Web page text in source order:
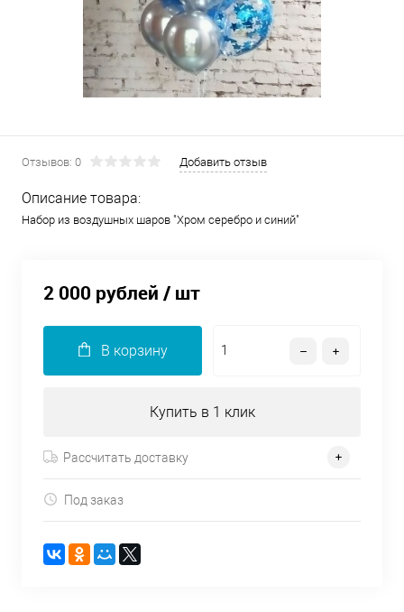
Отзывов: 0 Добавить отзыв
Описание товара:
Набор из воздушных шаров "Хром серебро и синий"
2 000 рублей / шт
В корзину
Купить в 1 клик
Рассчитать доставку
Под заказ